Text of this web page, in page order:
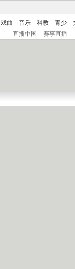
戏曲 音乐 科教 青少
直播中国 赛事直播